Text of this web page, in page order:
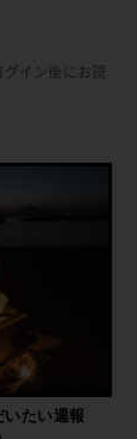
イン後にお読
たい週報